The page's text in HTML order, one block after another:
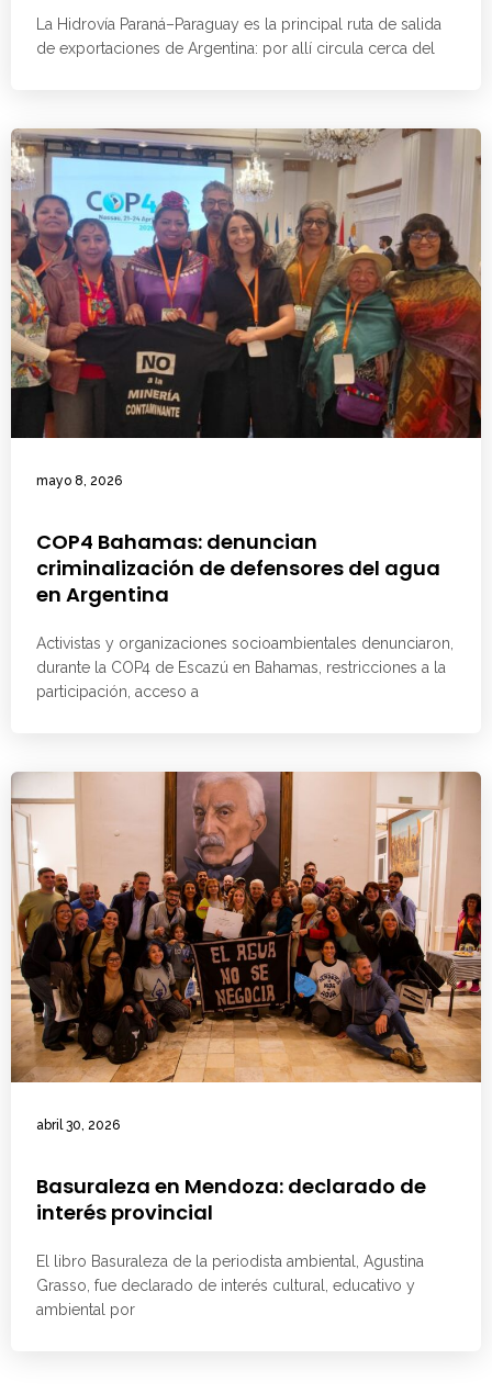
La Hidrovía Paraná–Paraguay es la principal ruta de salida
de exportaciones de Argentina: por allí circula cerca del
mayo 8, 2026
COP4 Bahamas: denuncian
criminalización de defensores del agua
en Argentina
Activistas y organizaciones socioambientales denunciaron,
durante la COP4 de Escazú en Bahamas, restricciones a la
participación, acceso a
abril 30, 2026
Basuraleza en Mendoza: declarado de
interés provincial
El libro Basuraleza de la periodista ambiental, Agustina
Grasso, fue declarado de interés cultural, educativo y
ambiental por